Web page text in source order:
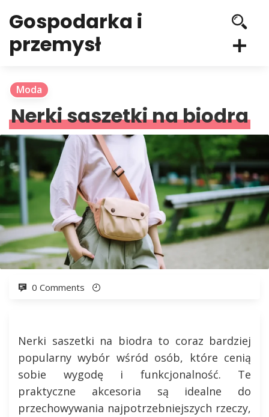
Gospodarka i
przemysł
Moda
Nerki saszetki na biodra
0 Comments
Nerki saszetki na biodra to coraz bardziej
popularny wybór wśród osób, które cenią
sobie wygodę i funkcjonalność. Te
praktyczne akcesoria są idealne do
przechowywania najpotrzebniejszych rzeczy,